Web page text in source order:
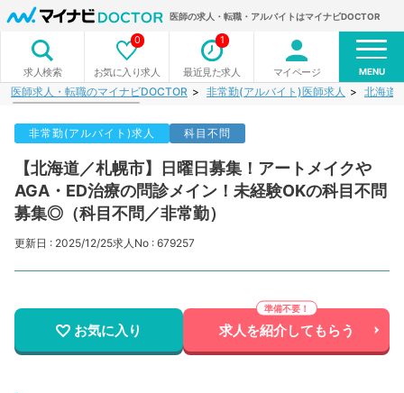
医師の求人・転職・アルバイトはマイナビDOCTOR
求人検索 お気に入り求人
0
最近見た求人
1
マイページ MENU
医師求人・転職のマイナビDOCTOR 非常勤(アルバイト)医師求人 北海道
非常勤(アルバイト)求人 科目不問
【北海道／札幌市】日曜日募集！アートメイクや
AGA・ED治療の問診メイン！未経験OKの科目不問
募集◎（科目不問／非常勤）
更新日 : 2025/12/25求人No : 679257
お気に入り 求人を紹介してもらう